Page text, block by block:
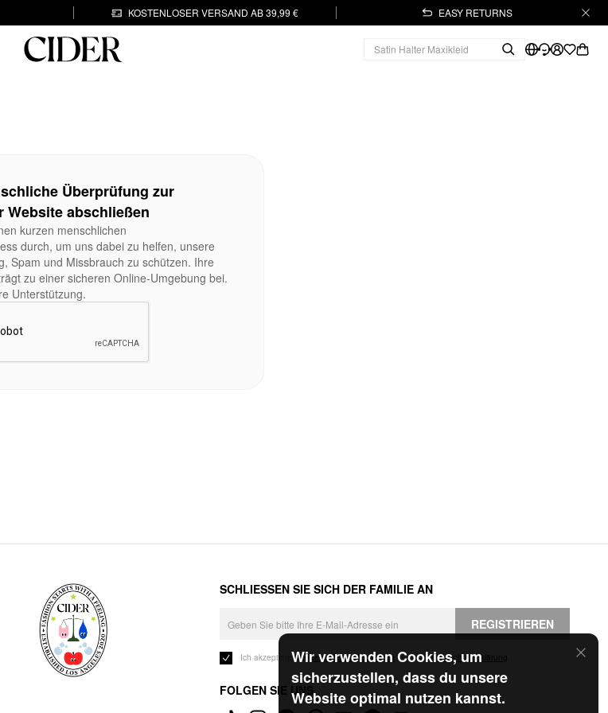
KOSTENLOSER VERSAND AB 39,99 € EASY RETURNS
Wir verwenden Cookies, um
sicherzustellen, dass du unsere
Website optimal nutzen kannst.
Überprüfung zur
Website abschließen
kurzen menschlichen
durch, um uns dabei zu helfen, unsere
Spam und Missbrauch zu schützen. Ihre
zu einer sicheren Online-Umgebung bei.
Unterstützung.
SCHLIESSEN SIE SICH DER FAMILIE AN
REGISTRIEREN
Ich akzeptiere dieGeschäftsbedingungen und die Datenschutzerklärung
FOLGEN SIE UNS